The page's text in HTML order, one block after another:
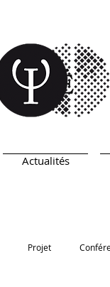
Actualités
Projet